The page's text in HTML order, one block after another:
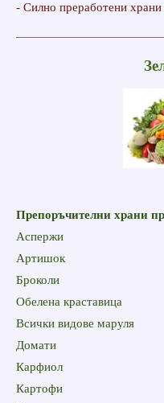
- Силно преработени
Препоръчителни храни
Аспержи
Артишок
Броколи
Обелена краставица
Всички видове маруля
Домати
Карфиол
Картофи